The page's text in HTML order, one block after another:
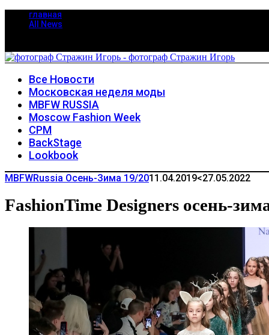
главная
All News
Все Новости
Московская неделя моды
MBFW RUSSIA
Moscow Fashion Week
CPM
BackStage
Lookbook
MBFWRussia Осень-Зима 19/2011.04.2019<27.05.2022
FashionTime Designers осень-